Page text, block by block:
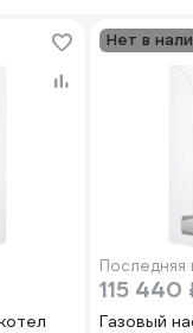
Нет в
Последняя
115 440
Газовый